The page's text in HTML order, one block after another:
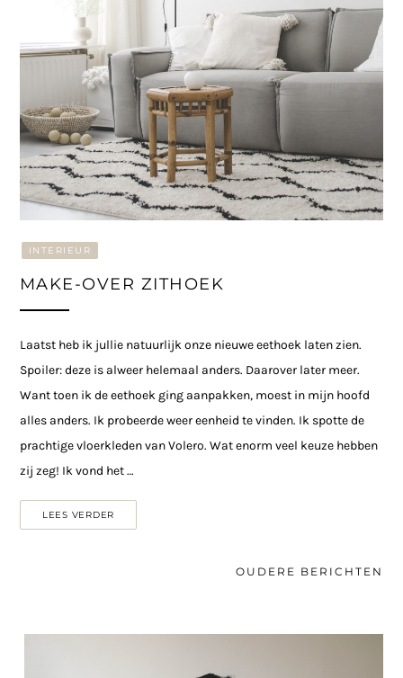
INTERIEUR
MAKE-OVER ZITHOEK
Laatst heb ik jullie natuurlijk onze nieuwe eethoek laten zien.
Spoiler: deze is alweer helemaal anders. Daarover later meer.
Want toen ik de eethoek ging aanpakken, moest in mijn hoofd
alles anders. Ik probeerde weer eenheid te vinden. Ik spotte de
prachtige vloerkleden van Volero. Wat enorm veel keuze hebben
zij zeg! Ik vond het …
LEES VERDER
OUDERE BERICHTEN